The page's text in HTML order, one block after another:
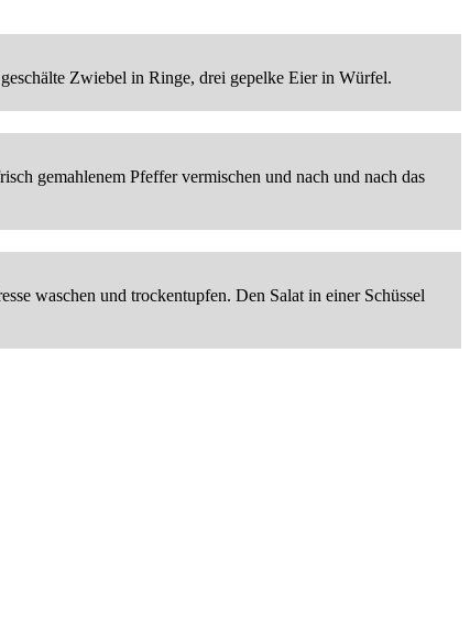
Zwiebel in Ringe, drei gepelke Eier in Würfel.
gemahlenem Pfeffer vermischen und nach und nach das
waschen und trockentupfen. Den Salat in einer Schüssel